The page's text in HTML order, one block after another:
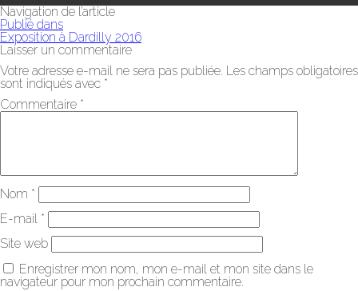
Navigation de l’article
Publié dans
Exposition à Dardilly 2016
Laisser un commentaire
Votre adresse e-mail ne sera pas publiée. Les champs obligatoires
sont indiqués avec *
Commentaire *
Nom *
E-mail *
Site web
Enregistrer mon nom, mon e-mail et mon site dans le
navigateur pour mon prochain commentaire.